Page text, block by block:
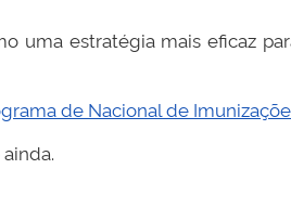
uma estratégia mais eficaz
de Nacional de